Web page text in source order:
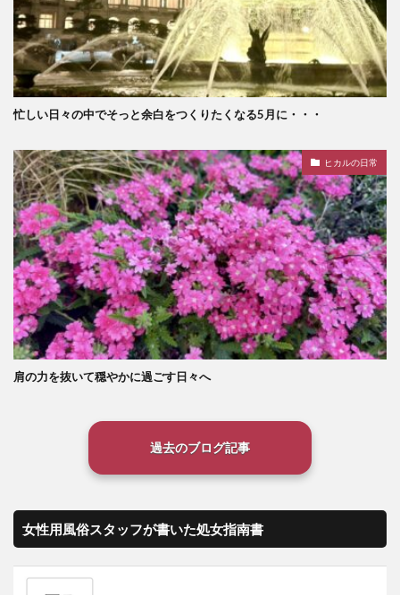
忙しい日々の中でそっと余白をつくりたくなる5月に・・・
ヒカルの日常
肩の力を抜いて穏やかに過ごす日々へ
過去のブログ記事
女性用風俗スタッフが書いた処女指南書